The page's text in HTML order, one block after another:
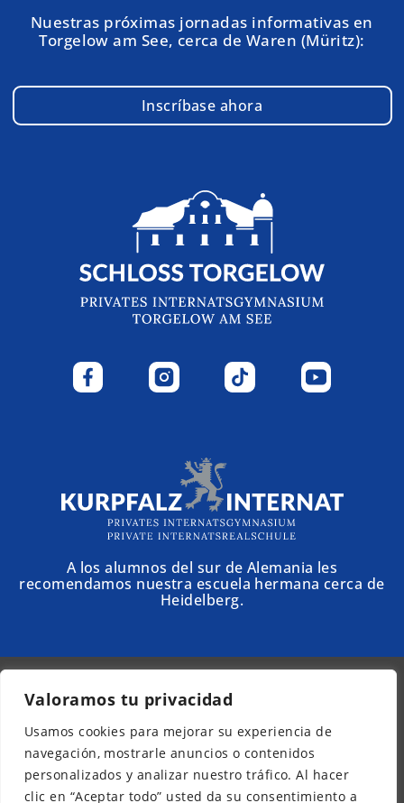
Valoramos tu privacidad
Usamos cookies para mejorar su experiencia de
navegación, mostrarle anuncios o contenidos
personalizados y analizar nuestro tráfico. Al hacer
clic en “Aceptar todo” usted da su consentimiento a
Nuestras próximas jornadas informativas en
Torgelow am See, cerca de Waren (Müritz):
Inscríbase ahora
A los alumnos del sur de Alemania les
recomendamos nuestra escuela hermana cerca de
Heidelberg.
© 2025 - Schloss Torgelow
Boletín informativo
Aviso legal
Protección de datos